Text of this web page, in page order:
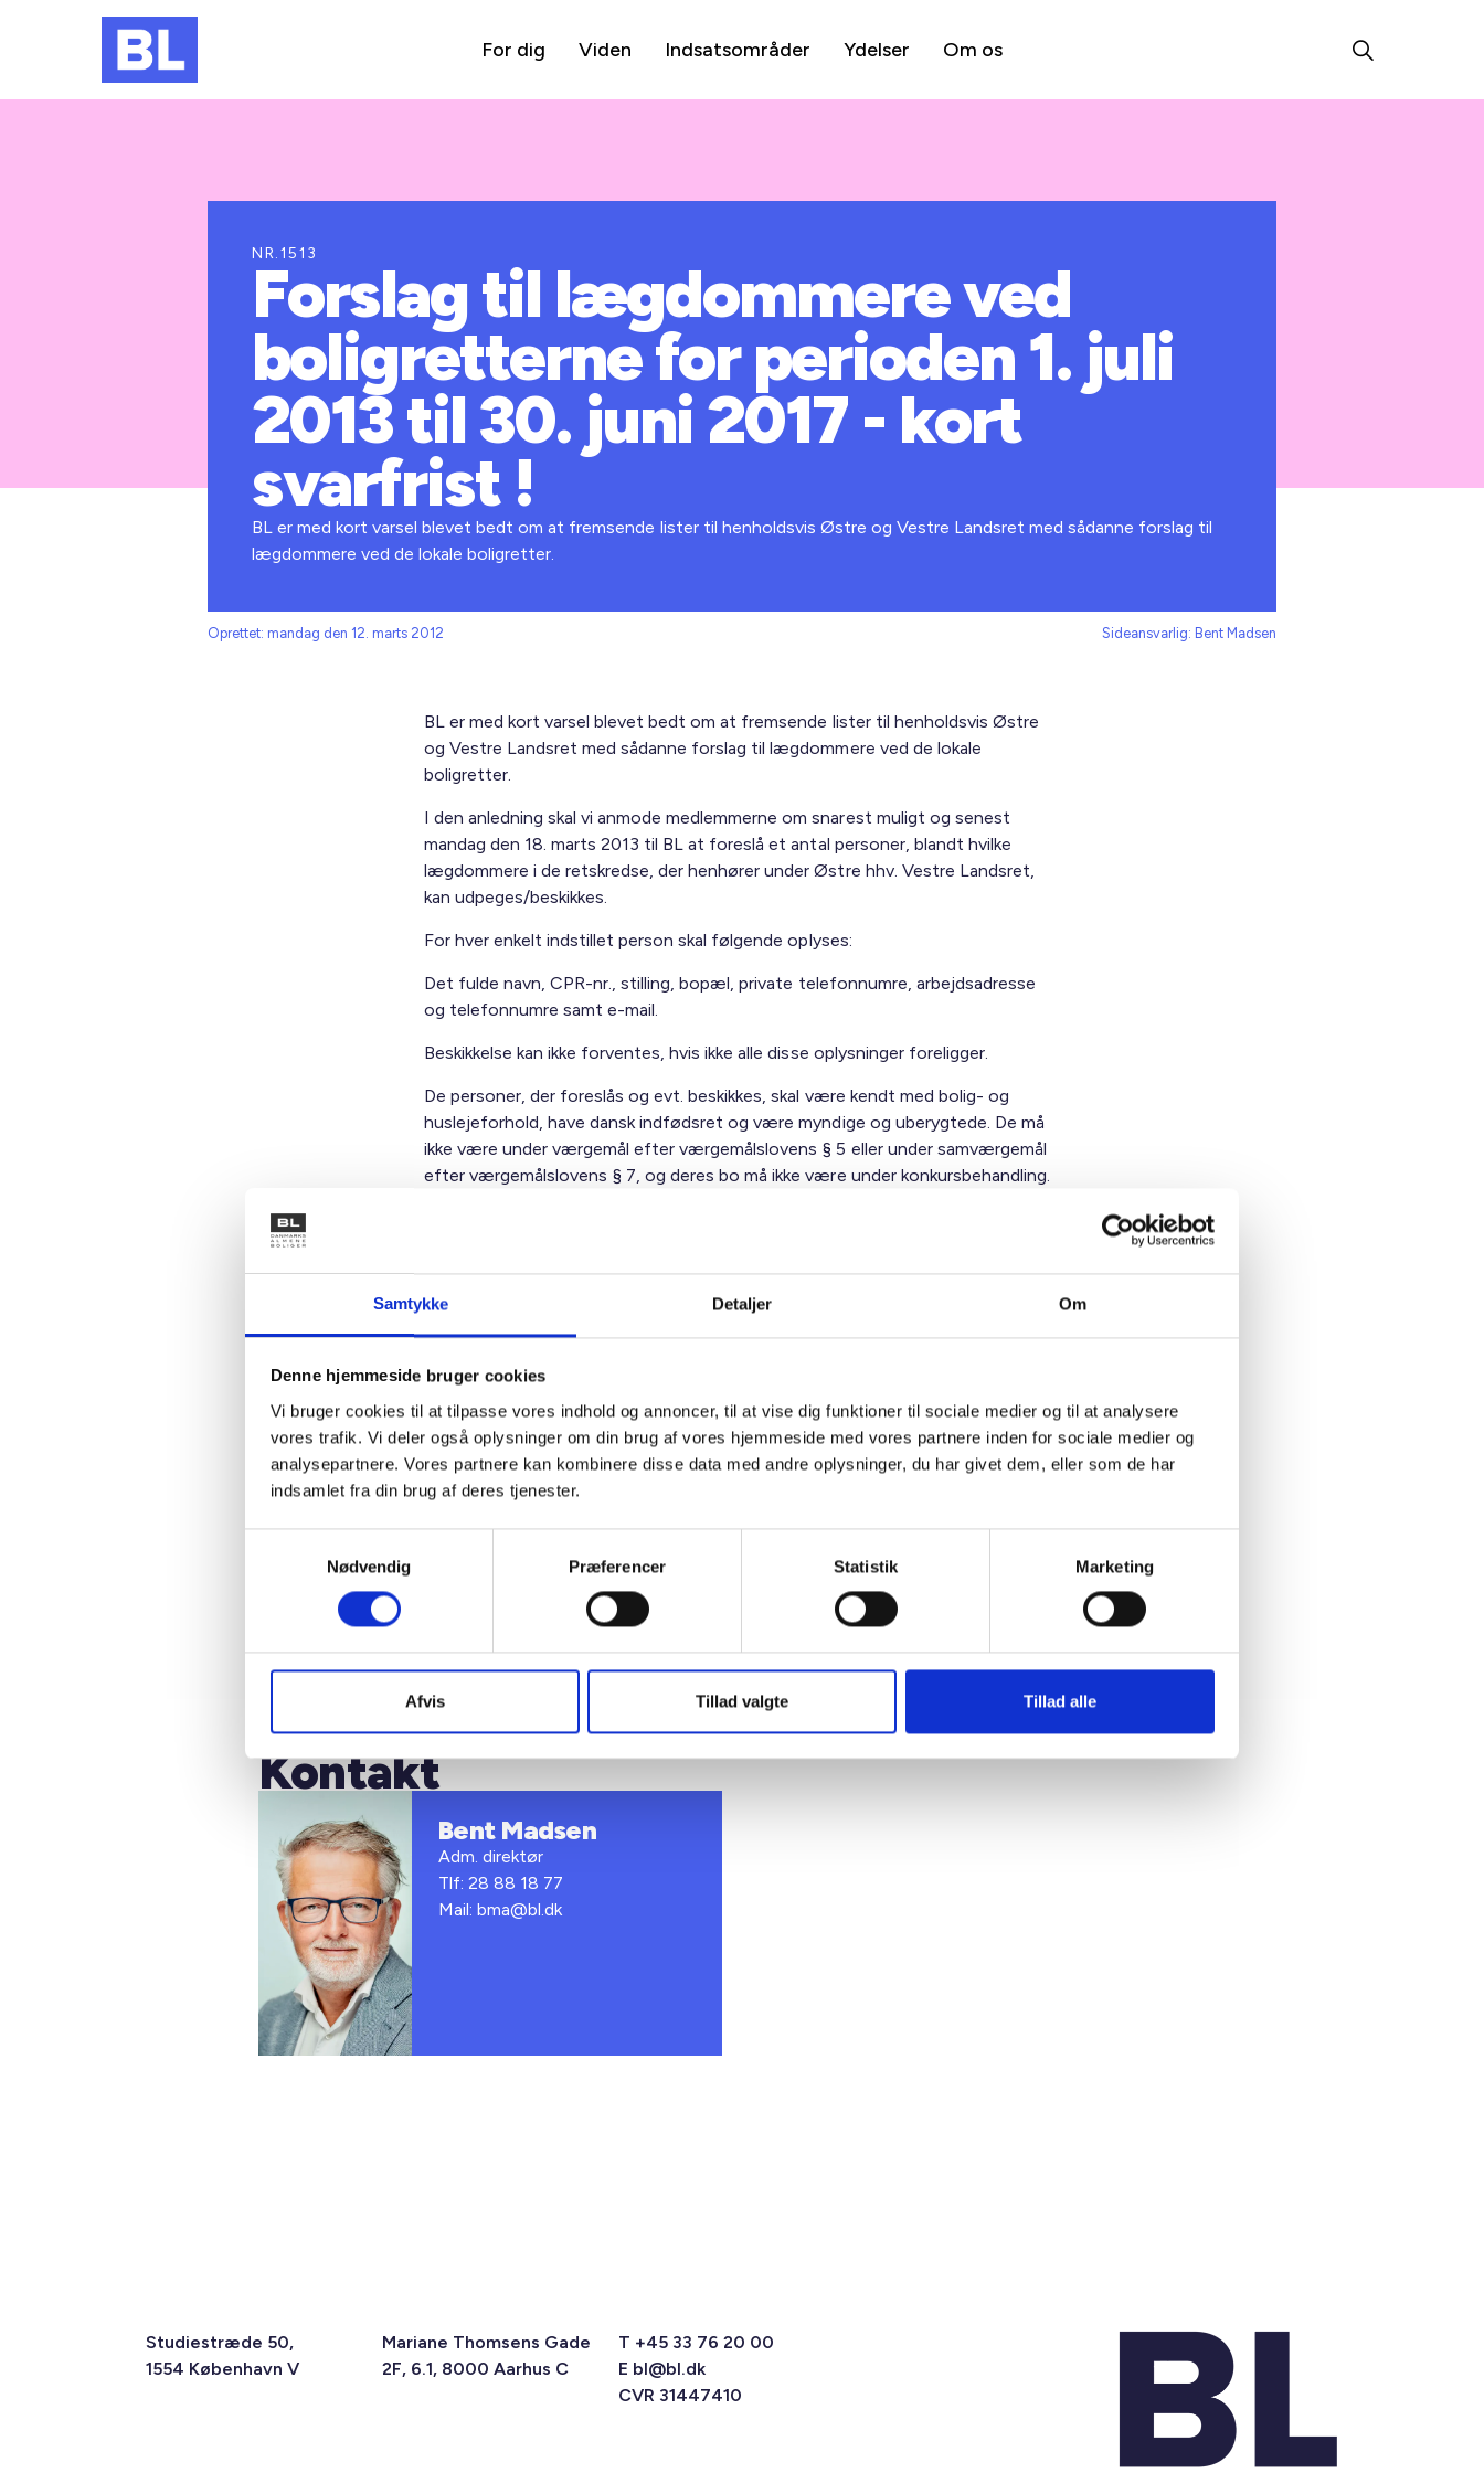
Samtykke Detaljer Om
Denne hjemmeside bruger cookies
Vi bruger cookies til at tilpasse vores indhold og annoncer, til at vise dig funktioner til sociale medier og til at analysere
vores trafik. Vi deler også oplysninger om din brug af vores hjemmeside med vores partnere inden for sociale medier og
analysepartnere. Vores partnere kan kombinere disse data med andre oplysninger, du har givet dem, eller som de har
indsamlet fra din brug af deres tjenester.
Nødvendig
Præferencer Statistik Marketing
Afvis Tillad valgte Tillad alle
For dig Viden Indsatsområder Ydelser Om os
NR.1513
Forslag til lægdommere ved
boligretterne for perioden 1. juli
2013 til 30. juni 2017 - kort
svarfrist !
BL er med kort varsel blevet bedt om at fremsende lister til henholdsvis Østre og Vestre Landsret med sådanne forslag til
lægdommere ved de lokale boligretter.
Oprettet: mandag den 12. marts 2012 Sideansvarlig: Bent Madsen
BL er med kort varsel blevet bedt om at fremsende lister til henholdsvis Østre
og Vestre Landsret med sådanne forslag til lægdommere ved de lokale
boligretter.
I den anledning skal vi anmode medlemmerne om snarest muligt og senest
mandag den 18. marts 2013 til BL at foreslå et antal personer, blandt hvilke
lægdommere i de retskredse, der henhører under Østre hhv. Vestre Landsret,
kan udpeges/beskikkes.
For hver enkelt indstillet person skal følgende oplyses:
Det fulde navn, CPR-nr., stilling, bopæl, private telefonnumre, arbejdsadresse
og telefonnumre samt e-mail.
Beskikkelse kan ikke forventes, hvis ikke alle disse oplysninger foreligger.
De personer, der foreslås og evt. beskikkes, skal være kendt med bolig- og
huslejeforhold, have dansk indfødsret og være myndige og uberygtede. De må
ikke være under værgemål efter værgemålslovens § 5 eller under samværgemål
efter værgemålslovens § 7, og deres bo må ikke være under konkursbehandling.
Personer, der er fyldt 65 år, eller som kan anføre anden rimelig fritagelsesgrund,
eller som har været beskikket for mindre end 4 år siden, kan begære sig fritaget
Vi anmoder altså medlemmerne om at indsende forslag til BL hurtigst muligt
pm@bl.dk.
Vi beklager naturligvis den korte svarfrist, der er fastsat af hensyn til
landsretternes snarlige og endelige beskikkelser.
Bent Madsen / Preben Mathiesen
Kontakt
Bent Madsen
Adm. direktør
Tlf: 28 88 18 77
Mail: bma@bl.dk
Studiestræde 50,
1554 København V
Mariane Thomsens Gade
2F, 6.1, 8000 Aarhus C
T +45 33 76 20 00
E bl@bl.dk
CVR 31447410